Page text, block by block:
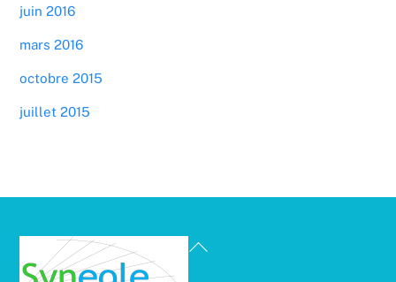
juin 2016
mars 2016
octobre 2015
juillet 2015